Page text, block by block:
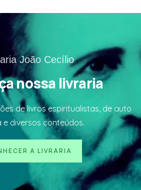
João Cecílio
nossa livraria
de livros espiritualistas, de auto
e diversos conteúdos.
A LIVRARIA